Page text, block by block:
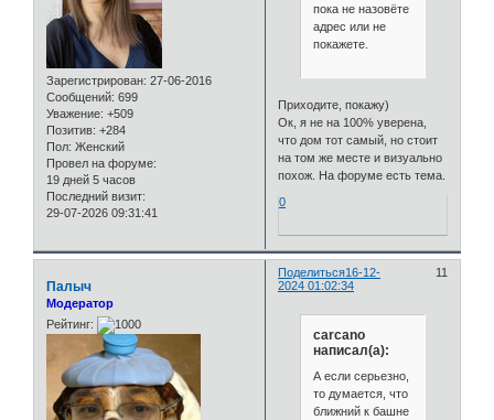
Зарегистрирован: 27-06-2016
Сообщений: 699
Уважение: +509
Позитив: +284
Пол: Женский
Провел на форуме:
19 дней 5 часов
Последний визит:
29-07-2026 09:31:41
пока не назовёте
адрес или не
покажете.
Приходите, покажу)
Ок, я не на 100% уверена,
что дом тот самый, но стоит
на том же месте и визуально
похож. На форуме есть тема.
0
Поделиться 11
16-12-
2024 01:02:34
Палыч
Модератор
Рейтинг:
carcano
написал(а):
А если серьезно,
то думается, что
ближний к башне